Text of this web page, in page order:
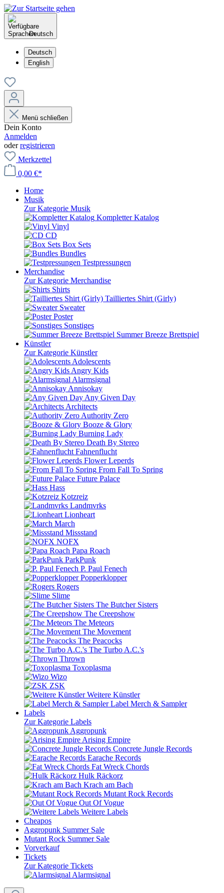
Deutsch
Deutsch
English
Menü schließen
Dein Konto
Anmelden
oderregistrieren
Merkzettel
0,00 €*
Home
Musik
Zur Kategorie Musik
Kompletter Katalog
Vinyl
CD
Box Sets
Bundles
Testpressungen
Merchandise
Zur Kategorie Merchandise
Shirts
Tailliertes Shirt (Girly)
Sweater
Poster
Sonstiges
Summer Breeze Brettspiel
Künstler
Zur Kategorie Künstler
Adolescents
Angry Kids
Alarmsignal
Annisokay
Any Given Day
Architects
Authority Zero
Booze & Glory
Burning Lady
Death By Stereo
Fahnenflucht
Flower Leperds
From Fall To Spring
Future Palace
Hass
Kotzreiz
Landmvrks
Lionheart
March
Missstand
NOFX
Papa Roach
ParkPunk
P. Paul Fenech
Popperklopper
Rogers
Slime
The Butcher Sisters
The Creepshow
The Meteors
The Movement
The Peacocks
The Turbo A.C.'s
Thrown
Toxoplasma
Wizo
ZSK
Weitere Künstler
Label Merch & Sampler
Labels
Zur Kategorie Labels
Aggropunk
Arising Empire
Concrete Jungle Records
Earache Records
Fat Wreck Chords
Hulk Räckorz
Krach am Bach
Mutant Rock Records
Out Of Vogue
Weitere Labels
Cheapos
Aggropunk Summer Sale
Mutant Rock Summer Sale
Vorverkauf
Tickets
Zur Kategorie Tickets
Alarmsignal